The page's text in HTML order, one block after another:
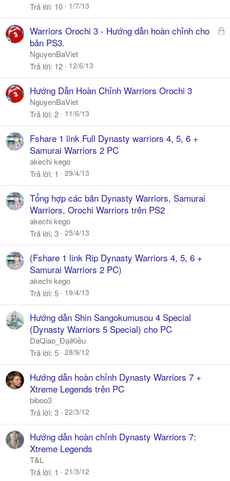
ó
Trả lời 10 1/7/13
Đ
ó
Warriors Orochi 3 - Hướng dẫn hoàn chỉnh cho
bản PS3.
NguyenBaViet
Trả lời 12 12/6/13
Hướng Dẫn Hoàn Chỉnh Warriors Orochi 3
NguyenBaViet
Trả lời 2 11/6/13
Fshare 1 link Full Dynasty warriors 4, 5, 6 +
Samurai Warriors 2 PC
akechi kego
Trả lời 1 29/4/13
Tổng hợp các bản Dynasty Warriors, Samurai
Warriors, Orochi Warriors trên PS2
akechi kego
Trả lời 3 25/4/13
(Fshare 1 link Rip Dynasty Warriors 4, 5, 6 +
Samurai Warriors 2 PC)
akechi kego
Trả lời 5 19/4/13
Hướng dẫn Shin Sangokumusou 4 Special
(Dynasty Warriors 5 Special) cho PC
DaQiao_ĐạiKiều
Trả lời 5 28/9/12
Hướng dẫn hoàn chỉnh Dynasty Warriors 7 +
Xtreme Legends trên PC
biboo3
Trả lời 3 22/3/12
Hướng dẫn hoàn chỉnh Dynasty Warriors 7:
Xtreme Legends
T&L
Trả lời 1 21/3/12